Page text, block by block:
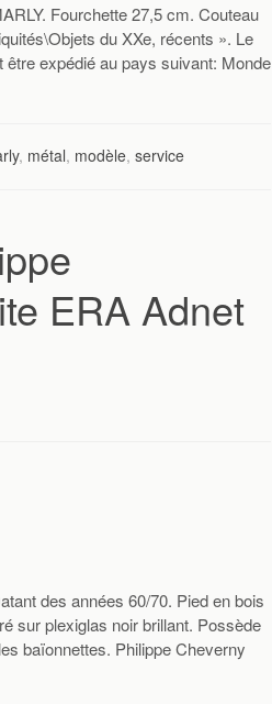
Fourchette 27,5 cm. Couteau
du XXe, récents ». Le
expédié au pays suivant: Monde
, métal, modèle, service
ERA Adnet
des années 60/70. Pied en bois
sur plexiglas noir brillant. Possède
baïonnettes. Philippe Cheverny